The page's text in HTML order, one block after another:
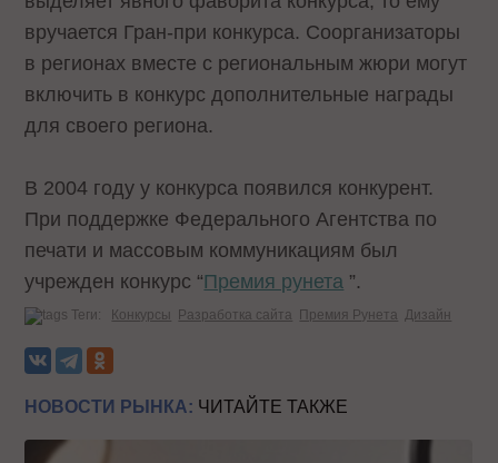
вручается Гран-при конкурса. Соорганизаторы
в регионах вместе с региональным жюри могут
включить в конкурс дополнительные награды
для своего региона.
В 2004 году у конкурса появился конкурент.
При поддержке Федерального Агентства по
печати и массовым коммуникациям был
учрежден конкурс “Премия рунета ”.
Теги: Конкурсы Разработка сайта Премия Рунета Дизайн
НОВОСТИ РЫНКА: ЧИТАЙТЕ ТАКЖЕ